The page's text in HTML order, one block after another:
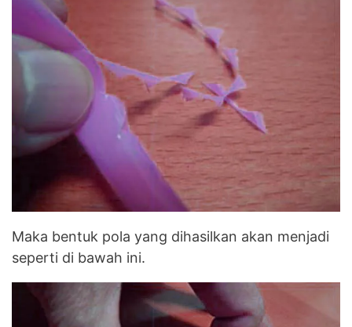
Maka bentuk pola yang dihasilkan akan menjadi
seperti di bawah ini.